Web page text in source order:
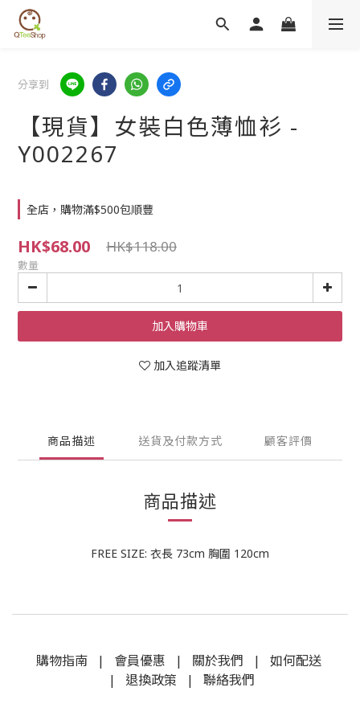
分享到
【現貨】女裝白色薄恤衫 -
Y002267
全店，購物滿$500包順豐
HK$68.00 HK$118.00
數量
加入購物車
加入追蹤清單
商品描述 送貨及付款方式 顧客評價
商品描述
FREE SIZE: 衣長 73cm 胸圍 120cm
購物指南| 會員優惠 | 關於我們 | 如何配送
| 退換政策 | 聯絡我們